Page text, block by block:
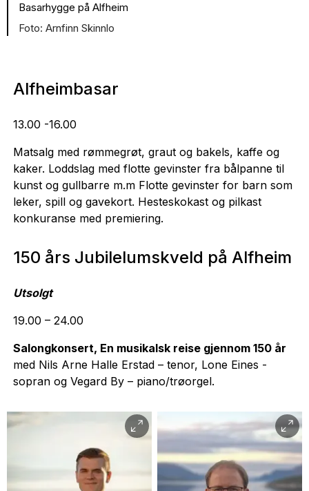
Basarhygge på Alfheim
Arnfinn Skinnlo
Alfheimbasar
13.00 -16.00
Matsalg med rømmegrøt, graut og bakels, kaffe og
kaker. Loddslag med flotte gevinster fra bålpanne til
kunst og gullbarre m.m Flotte gevinster for barn som
leker, spill og gavekort. Hesteskokast og pilkast
konkuranse med premiering.
150 års Jubilelumskveld på Alfheim
Utsolgt
19.00 – 24.00
Salongkonsert, En musikalsk reise gjennom 150 år
med Nils Arne Halle Erstad – tenor, Lone Eines -
sopran og Vegard By – piano/trøorgel.